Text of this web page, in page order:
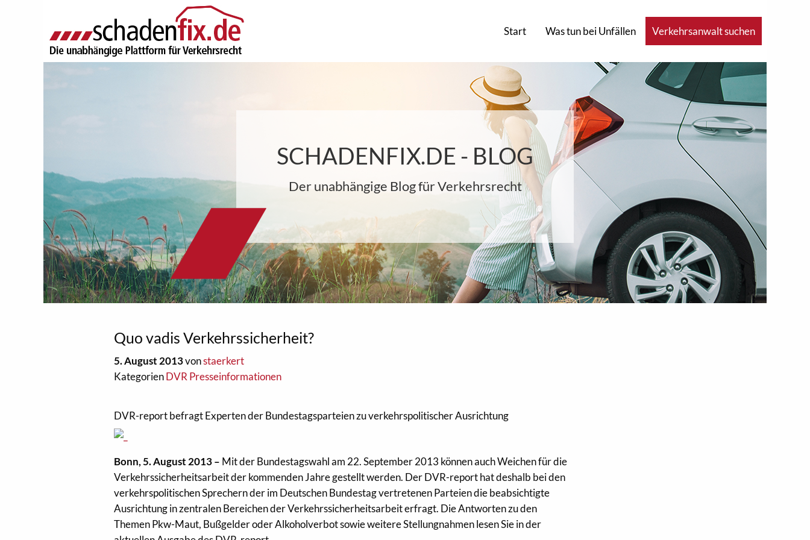
Start Was tun bei Unfällen Verkehrsanwalt suchen
SCHADENFIX.DE - BLOG
Der unabhängige Blog für Verkehrsrecht
Quo vadis Verkehrssicherheit?
5. August 2013vonstaerkert
KategorienDVR Presseinformationen
DVR-report befragt Experten der Bundestagsparteien zu verkehrspolitischer Ausrichtung
Bonn, 5. August 2013 – Mit der Bundestagswahl am 22. September 2013 können auch Weichen für die
Verkehrssicherheitsarbeit der kommenden Jahre gestellt werden. Der DVR-report hat deshalb bei den
verkehrspolitischen Sprechern der im Deutschen Bundestag vertretenen Parteien die beabsichtigte
Ausrichtung in zentralen Bereichen der Verkehrssicherheitsarbeit erfragt. Die Antworten zu den
Themen Pkw-Maut, Bußgelder oder Alkoholverbot sowie weitere Stellungnahmen lesen Sie in der